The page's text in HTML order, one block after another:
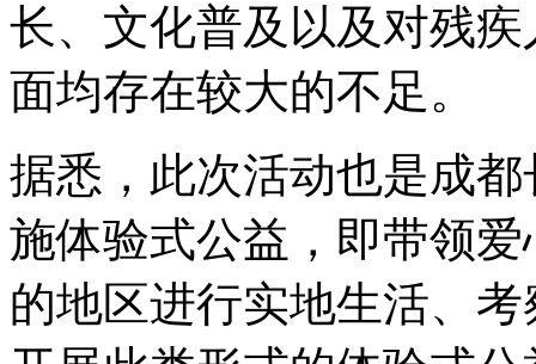
长、文化普及以及对残
面均存在较大的不足。
据悉，此次活动也是成
施体验式公益，即带领
的地区进行实地生活、